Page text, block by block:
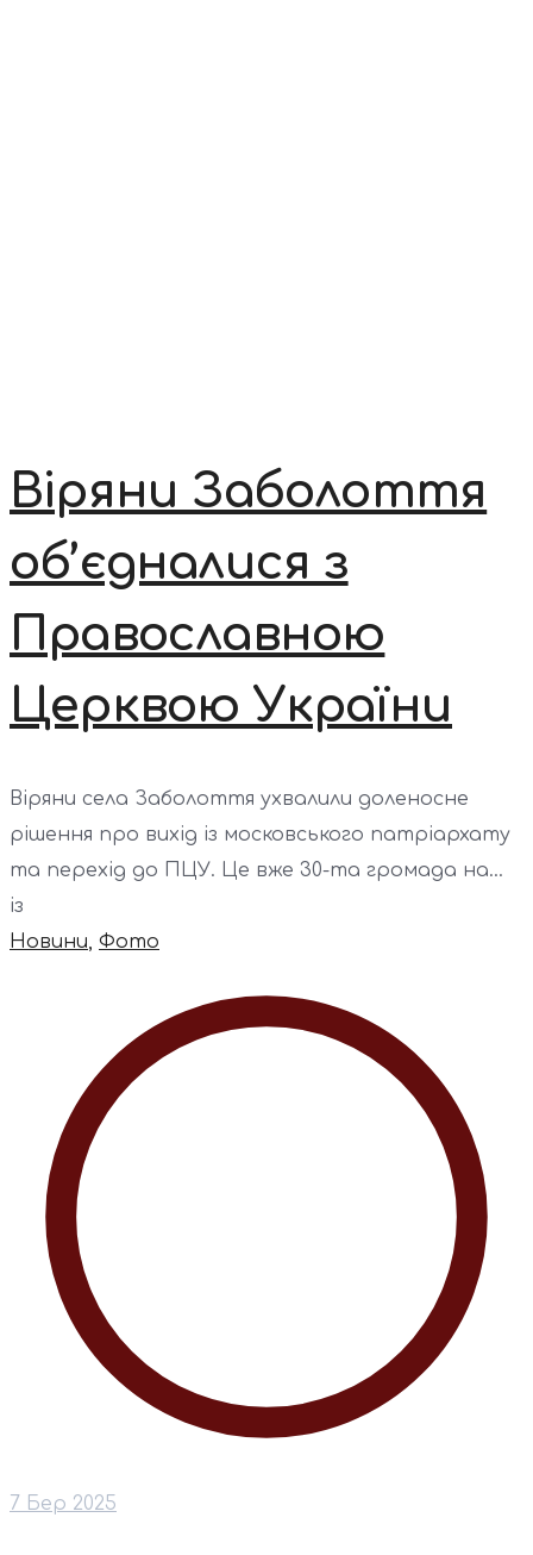
Віряни Заболоття
об’єдналися з
Православною
Церквою України
Віряни села Заболоття ухвалили доленосне
рішення про вихід із московського патріархату
та перехід до ПЦУ. Це вже 30-та громада на...
із
Новини, Фото
7 Бер 2025